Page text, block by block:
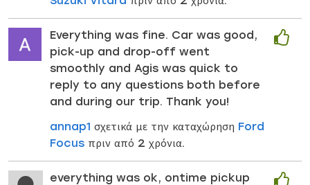
Everything was fine. Car was good,
pick-up and drop-off went
smoothly and Agis was quick to
reply to any questions both before
and during our trip. Thank you!
annap1 σχετικά με την καταχώρηση Ford
Focus πριν από 2 χρόνια.
everything was ok, ontime pickup